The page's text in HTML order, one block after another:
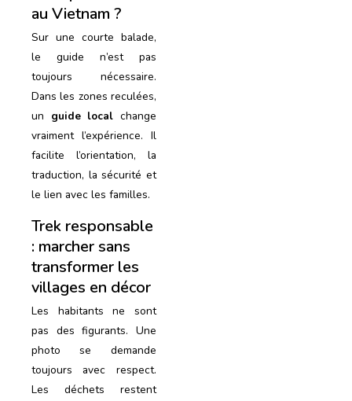
au Vietnam ?
Sur une courte balade,
le guide n’est pas
toujours nécessaire.
Dans les zones reculées,
un guide local change
vraiment l’expérience. Il
facilite l’orientation, la
traduction, la sécurité et
le lien avec les familles.
Trek responsable
: marcher sans
transformer les
villages en décor
Les habitants ne sont
pas des figurants. Une
photo se demande
toujours avec respect.
Les déchets restent